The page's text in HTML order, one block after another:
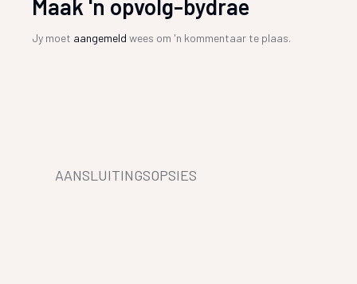
Maak 'n opvolg-bydrae
Jy moet aangemeld wees om 'n kommentaar te plaas.
AANSLUITINGSOPSIES